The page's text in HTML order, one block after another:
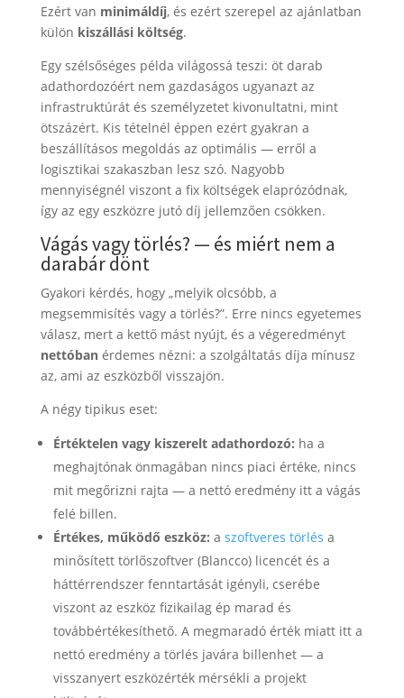
Ezért van minimáldíj, és ezért szerepel az ajánlatban
külön kiszállási költség.
Egy szélsőséges példa világossá teszi: öt darab
adathordozóért nem gazdaságos ugyanazt az
infrastruktúrát és személyzetet kivonultatni, mint
ötszázért. Kis tételnél éppen ezért gyakran a
beszállításos megoldás az optimális — erről a
logisztikai szakaszban lesz szó. Nagyobb
mennyiségnél viszont a fix költségek elaprózódnak,
így az egy eszközre jutó díj jellemzően csökken.
Vágás vagy törlés? — és miért nem a
darabár dönt
Gyakori kérdés, hogy „melyik olcsóbb, a
megsemmisítés vagy a törlés?”. Erre nincs egyetemes
válasz, mert a kettő mást nyújt, és a végeredményt
nettóbanérdemes nézni: a szolgáltatás díja mínusz
az, ami az eszközből visszajön.
A négy tipikus eset:
Értéktelen vagy kiszerelt adathordozó: ha a
meghajtónak önmagában nincs piaci értéke, nincs
mit megőrizni rajta — a nettó eredmény itt a vágás
felé billen.
Értékes, működő eszköz: a szoftveres törlés a
minősített törlőszoftver (Blancco) licencét és a
háttérrendszer fenntartását igényli, cserébe
viszont az eszköz fizikailag ép marad és
továbbértékesíthető. A megmaradó érték miatt itt a
nettó eredmény a törlés javára billenhet — a
visszanyert eszközérték mérsékli a projekt